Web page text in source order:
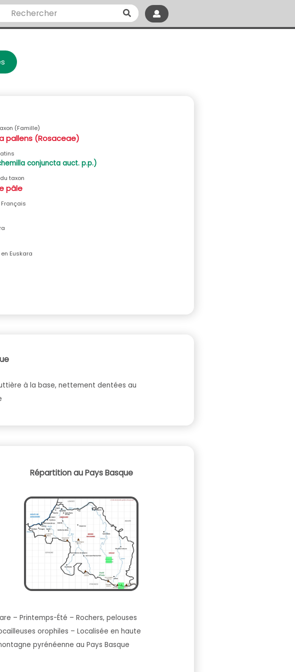
(Famille)
pallens (Rosaceae)
conjuncta auct. p.p.)
taxon
pâle
Euskara
à la base, nettement dentées au
Répartition au Pays Basque
– Printemps-Été – Rochers, pelouses
orophiles – Localisée en haute
pyrénéenne au Pays Basque